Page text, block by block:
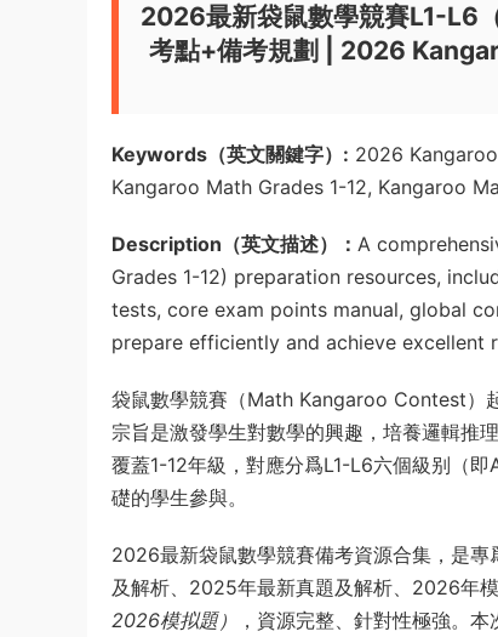
2026最新袋鼠數學競賽L1-L6
考點+備考規劃 | 2026
Keywords（英文關鍵字）: 2026
Kangaroo Math Grades 1-12, Kangaroo
Description（英文描述）： A
Grades 1-12) preparation resources,
tests, core exam points manual, global
prepare efficiently and achieve excellent
袋鼠數學競賽（Math Kangaroo Contest）
宗旨是激發學生對數學的興趣，培養邏輯推
覆蓋1-12年級，對應分爲L1-L6六個級别（
礎的學生參與。
2026最新袋鼠數學競賽備考資源合集，是
及解析、2025年最新真題及解析、2026年
2026模拟題）
，資源完整、針對性極強。